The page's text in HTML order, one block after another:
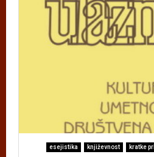
esejistika književnost kratke